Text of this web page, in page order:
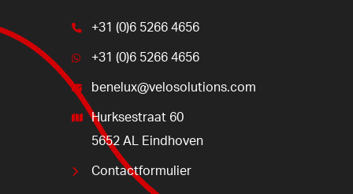
+31 (0)6 5266 4656
+31 (0)6 5266 4656
benelux@velosolutions.com
Hurksestraat 60
5652 AL Eindhoven
Contactformulier